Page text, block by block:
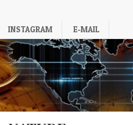
INSTAGRAM E-MAIL